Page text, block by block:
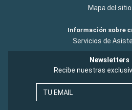
Mapa del sitio
Información sobre
Servicios de
Newsletters
Recibe nuestras
TU EMAIL